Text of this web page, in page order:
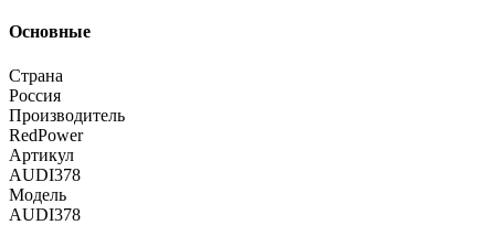
Основные
Страна
Россия
Производитель
RedPower
Артикул
AUDI378
Модель
AUDI378